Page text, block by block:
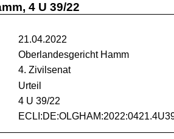
4 U 39/22
21.04.2022
Oberlandesgericht Hamm
4. Zivilsenat
Urteil
4 U 39/22